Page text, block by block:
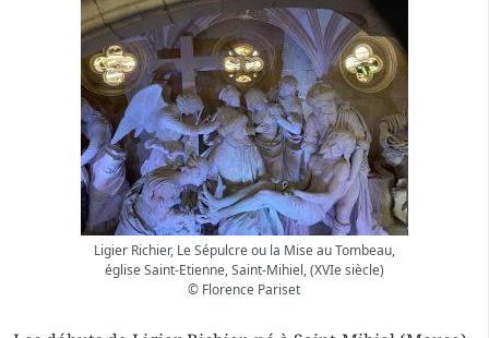
Ligier Richier, Le Sépulcre ou la Mise au Tombeau,
église Saint-Etienne, Saint-Mihiel, (XVIe siècle)
© Florence Pariset